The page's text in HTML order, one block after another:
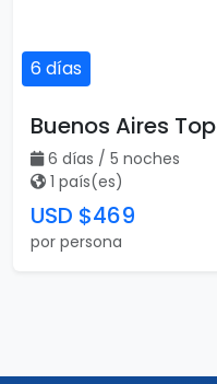
6 días
Buenos Aires Top
6 días / 5 noches
1 país(es)
USD $469
por persona